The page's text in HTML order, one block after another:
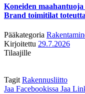
Koneiden
Brand toimitilat
Pääkategoria
Kirjoitettu 29.7.2026
Tilaajille
Tagit Rakennusliitto
Jaa Facebookissa Jaa